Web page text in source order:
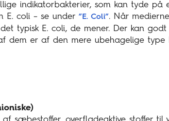
indikatorbakterier, som kan tyde på
E. coli – se under ”E. Coli”. Når
typisk E. coli, de mener. Der kan
dem er af den mere ubehagelige type